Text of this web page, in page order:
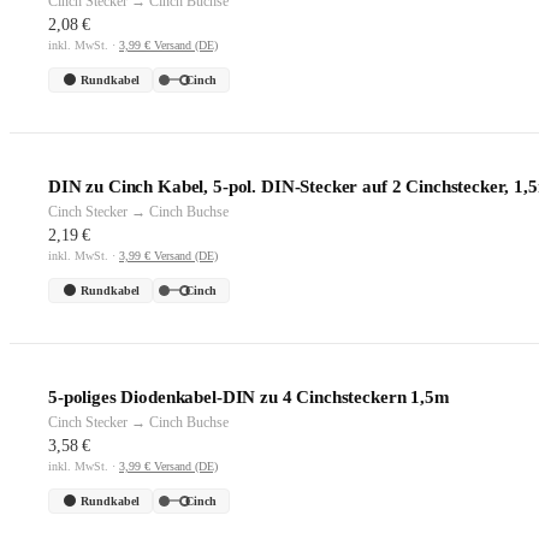
2,08 €
inkl. MwSt. · 3,99 € Versand (DE)
Rundkabel Cinch
DIN zu Cinch Kabel, 5-pol. DIN-Stecker auf 2 Cinchstecker,
Cinch Stecker → Cinch Buchse
2,19 €
inkl. MwSt. · 3,99 € Versand (DE)
Rundkabel Cinch
5-poliges Diodenkabel-DIN zu 4 Cinchsteckern 1,5m
Cinch Stecker → Cinch Buchse
3,58 €
inkl. MwSt. · 3,99 € Versand (DE)
Rundkabel Cinch